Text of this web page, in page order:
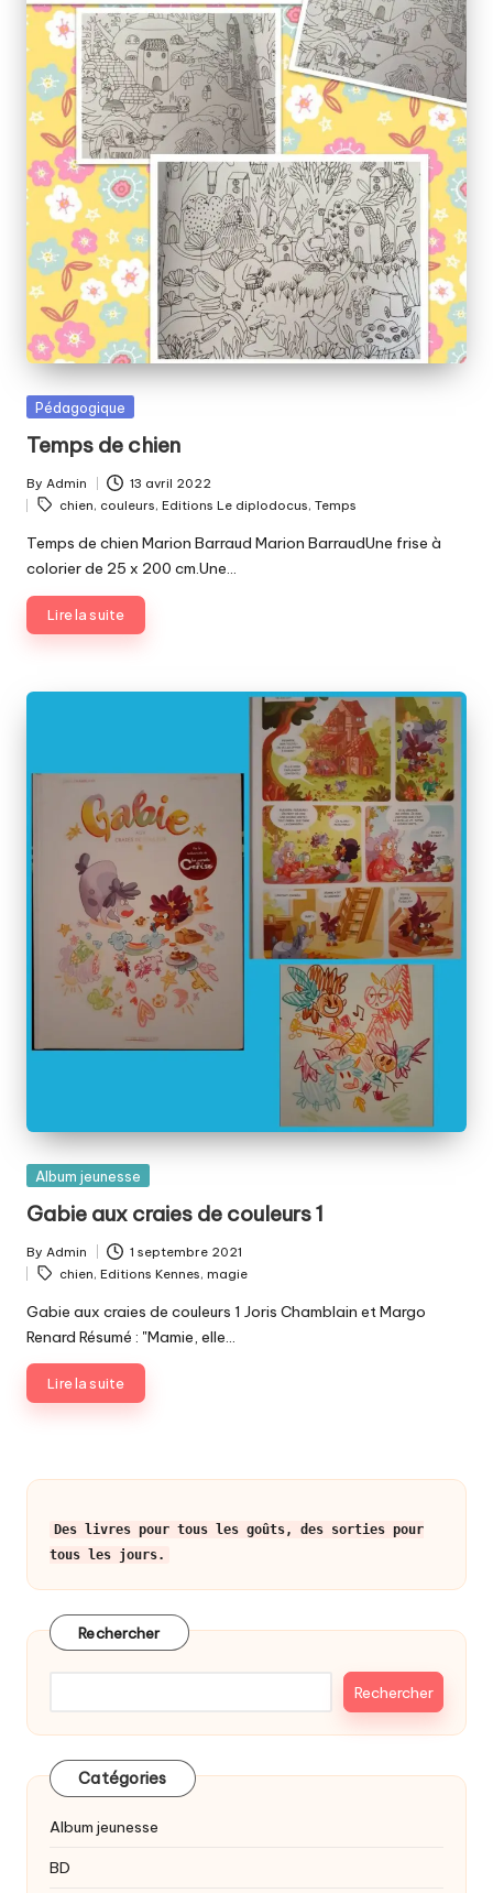
Posted
Pédagogique
Temps de chien
Posted
by
By Admin 13 avril 2022
Tags:
chien, couleurs, Editions Le diplodocus, Temps
Temps de chien Marion Barraud Marion BarraudUne frise à
colorier de 25 x 200 cm.Une…
Lire la suite
Posted
Album jeunesse
Gabie aux craies de couleurs 1
Posted
by
By Admin 1 septembre 2021
Tags:
chien, Editions Kennes, magie
Gabie aux craies de couleurs 1 Joris Chamblain et Margo
Renard Résumé : "Mamie, elle…
Lire la suite
Des livres pour tous les goûts, des sorties pour
tous les jours.
Rechercher
Rechercher
Catégories
Album jeunesse
BD